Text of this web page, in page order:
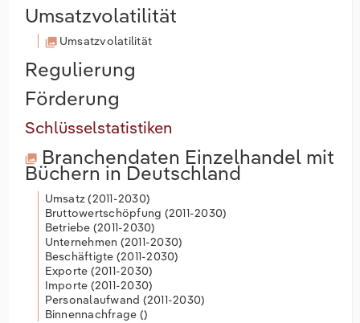
Umsatzvolatilität
Umsatzvolatilität
Regulierung
Förderung
Schlüsselstatistiken
Branchendaten Einzelhandel mit
Büchern in Deutschland
Umsatz (2011-2030)
Bruttowertschöpfung (2011-2030)
Betriebe (2011-2030)
Unternehmen (2011-2030)
Beschäftigte (2011-2030)
Exporte (2011-2030)
Importe (2011-2030)
Personalaufwand (2011-2030)
Binnennachfrage ()